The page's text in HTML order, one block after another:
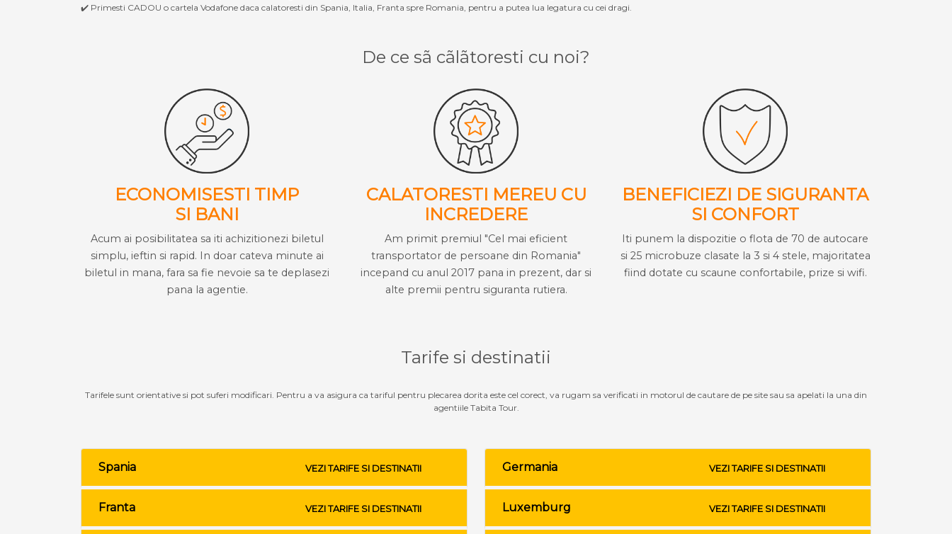
✔️ Primesti CADOU o cartela Vodafone daca calatoresti din Spania, Italia, Franta spre Romania, pentru a putea lua legatura cu cei dragi.
De ce sã cãlãtoresti cu noi?
ECONOMISESTI TIMP
SI BANI
Acum ai posibilitatea sa iti achizitionezi biletul
simplu, ieftin si rapid. In doar cateva minute ai
biletul in mana, fara sa fie nevoie sa te deplasezi
pana la agentie.
CALATORESTI MEREU CU
INCREDERE
Am primit premiul "Cel mai eficient
transportator de persoane din Romania"
incepand cu anul 2017 pana in prezent, dar si
alte premii pentru siguranta rutiera.
BENEFICIEZI DE SIGURANTA
SI CONFORT
Iti punem la dispozitie o flota de 70 de autocare
si 25 microbuze clasate la 3 si 4 stele, majoritatea
fiind dotate cu scaune confortabile, prize si wifi.
Tarife si destinatii
Tarifele sunt orientative si pot suferi modificari. Pentru a va asigura ca tariful pentru plecarea dorita este cel corect, va rugam sa verificati in motorul de cautare de pe site sau sa apelati la una din
agentiile Tabita Tour.
Spania VEZI TARIFE SI DESTINATII
Franta VEZI TARIFE SI DESTINATII
Germania VEZI TARIFE SI DESTINATII
Luxemburg VEZI TARIFE SI DESTINATII